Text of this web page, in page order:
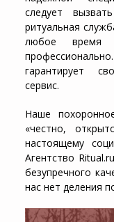
следует
ритуальная
любое время
гарантирует
сервис.
Наше
«честно,
настоящему
Агентство
безупречного
нас нет деления